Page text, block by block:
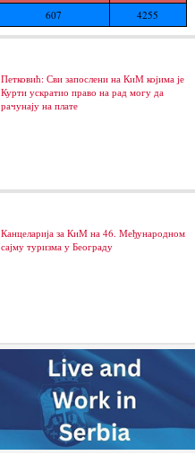
607 4255
Петковић: Сви запослени на КиМ којима је
Курти ускратио право на рад могу да
рачунају на плате
Канцеларија за КиМ на 46. Међународном
сајму туризма у Београду